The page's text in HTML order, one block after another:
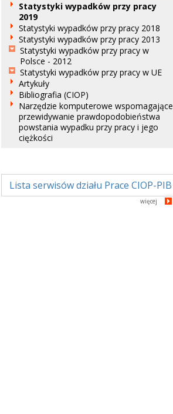
Statystyki wypadków przy pracy
2019
Statystyki wypadków przy pracy 2018
Statystyki wypadków przy pracy 2013
Statystyki wypadków przy pracy w
Polsce - 2012
Statystyki wypadków przy pracy w UE
Artykuły
Bibliografia (CIOP)
Narzędzie komputerowe wspomagające
przewidywanie prawdopodobieństwa
powstania wypadku przy pracy i jego
ciężkości
Lista serwisów działu Prace CIOP-PIB
więcej